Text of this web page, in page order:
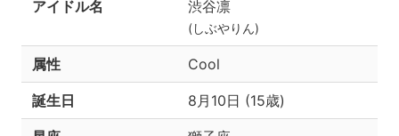
アイドル名 渋谷凛
(しぶやりん)
属性 Cool
誕生日 8月10日 (15歳)